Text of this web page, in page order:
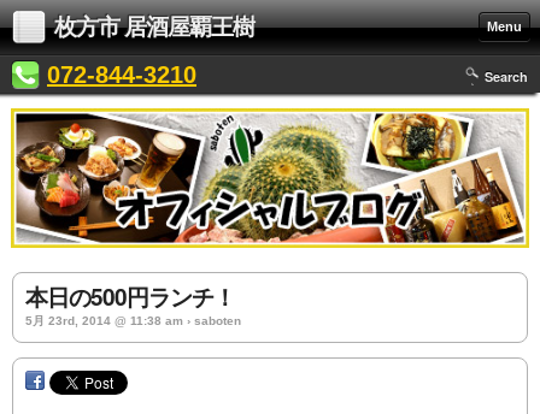
枚方市 居酒屋覇王樹 Menu
072-844-3210 Search
本日の500円ランチ！
5月 23rd, 2014 @ 11:38 am › saboten